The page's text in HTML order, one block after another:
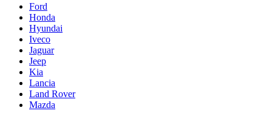
Ford
Honda
Hyundai
Iveco
Jaguar
Jeep
Kia
Lancia
Land Rover
Mazda